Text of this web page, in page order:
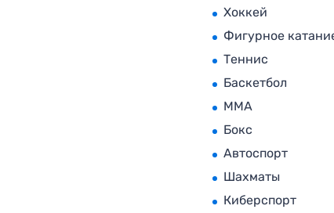
Хоккей
Фигурное
Теннис
Баскетбол
MMA
Бокс
Автоспорт
Шахматы
Киберспорт